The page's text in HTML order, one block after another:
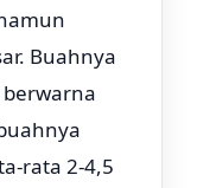
Buahnya
rata 2-4,5